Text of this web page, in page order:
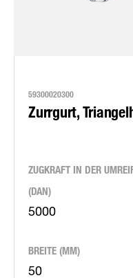
59300020300
Zurrgurt,
ZUGKRAFT IN DER
(DAN)
5000
BREITE (MM)
50